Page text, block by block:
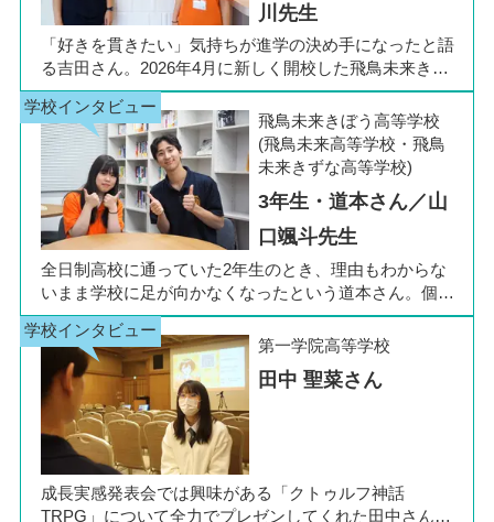
川先生
「好きを貫きたい」気持ちが進学の決め手になったと語
る吉田さん。2026年4月に新しく開校した飛鳥未来きぼ
う高等学校 柏キャンパスの1年生です。彼女は中学3年
生の公立入試直前に「自分らしく過ごしながら夢に近づ
ける環境を選びたい」と思い、進路変更を決意しまし
た。今回は吉田さん、同キャンパスの冨川先生に、通信
制高校の学校生活の様子や雰囲気、行事について語って
いただきました。お互いの話からは、日々の何気ない会
話や行事を通じて育まれた、先生と生徒の温かな信頼関
係もうかがえました。
飛鳥未来きぼう高等学校
(飛鳥未来高等学校・飛鳥
未来きずな高等学校)
3年生・道本さん／山
口颯斗先生
全日制高校に通っていた2年生のとき、理由もわからな
いまま学校に足が向かなくなったという道本さん。個別
相談会で感じた先生の「温かさ」を決め手に、飛鳥未来
きぼう高等学校の町田キャンパスへの転入を選びまし
た。現在は同校に3年生として在籍しながら、オープン
キャンパスでは未来の後輩たちのサポート役「キャス
ト」として活躍しています。同校の山口颯斗先生ととも
に、通信制ならではの人との関わりや、自分らしく過ご
せる学校生活について語ってくれました。
第一学院高等学校
田中 聖菜さん
成長実感発表会では興味がある「クトゥルフ神話
TRPG」について全力でプレゼンしてくれた田中さん